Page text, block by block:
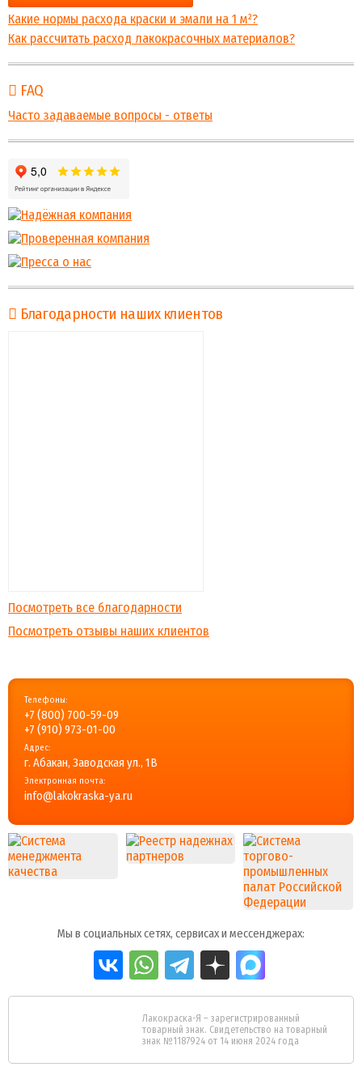
Какие нормы расхода краски и эмали на 1 м²?
Как рассчитать расход лакокрасочных материалов?
FAQ
Часто задаваемые вопросы - ответы
Благодарности наших клиентов
Посмотреть все благодарности
Посмотреть отзывы наших клиентов
Телефоны:
+7 (800) 700-59-09
+7 (910) 973-01-00
Адрес:
г. Абакан, Заводская ул., 1В
Электронная почта:
info@lakokraska-ya.ru
Мы в социальных сетях, сервисах и мессенджерах:
Лакокраска-Я – зарегистрированный
товарный знак. Свидетельство на товарный
знак №1187924 от 14 июня 2024 года